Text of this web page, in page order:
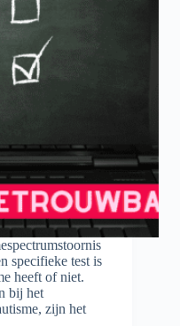
specifieke test is
heeft of niet.
bij het
zijn het